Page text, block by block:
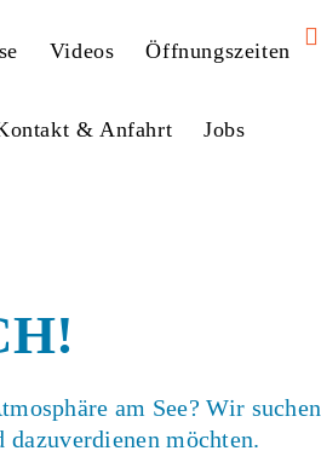
Videos Öffnungszeiten
& Anfahrt Jobs
am See? Wir suchen
möchten.